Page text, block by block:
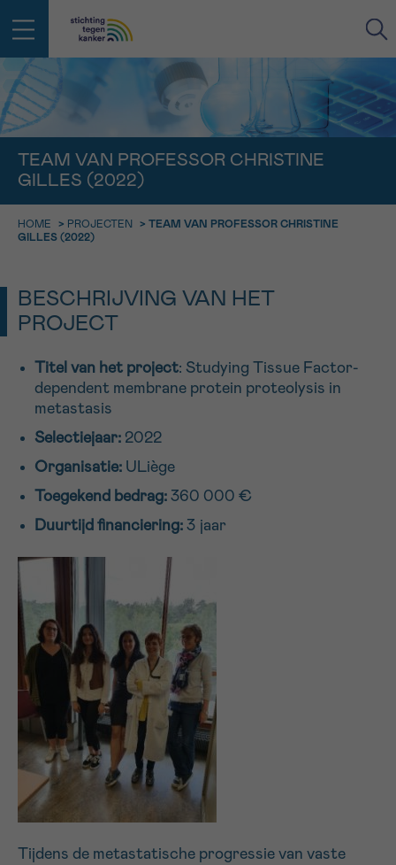
TEAM VAN PROFESSOR CHRISTINE
GILLES (2022)
HOME > PROJECTEN > TEAM VAN PROFESSOR CHRISTINE
GILLES (2022)
BESCHRIJVING VAN HET
PROJECT
Titel van het project: Studying Tissue Factor-
dependent membrane protein proteolysis in
metastasis
Selectiejaar: 2022
Organisatie: ULiège
Toegekend bedrag: 360 000 €
Duurtijd financiering: 3 jaar
Tijdens de metastatische progressie van vaste
NAAM
VOORNAAM
IN DE STRIJD TEGEN KANKER STA
Professionele medewerkers beantwoorden je vragen
Via ons
contactformulier
Meer weten over Kankerinfo
geen enkele diagnose
TERUG
NAAM
VOORNAAM
MIJN VRAAG
Ja, stuur mij de nieuwsbrief
Ik aanvaard degebruiksvoorwaarden
*VERPLICHT VELD
Sturen
TERUG
Afspraak Vraag Gegevens Bevestiging
9h-11h
13h-16h
Verder